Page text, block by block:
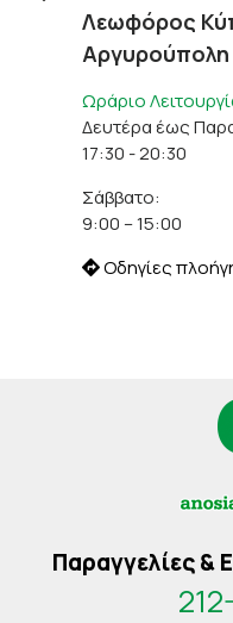
Λεωφόρος
Αργυρούπολη
Ωράριο
Δευτέρα έως
17:30 - 20:30
Σάββατο:
9:00 – 15:00
Οδηγίες
Παραγγελίες &